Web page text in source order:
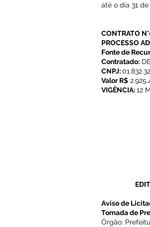
até o dia 31
CONTRATO
PROCESSO
Fonte de
Contratado:
CNPJ:
Valor R$
VIGÊNCIA:12
Aviso de
Tomada de
Órgão: